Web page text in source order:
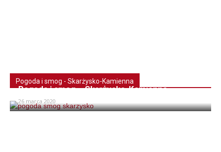
Pogoda i smog - Skarżysko-Kamienna
Pogoda i smog – Skarżysko-Kamienna
26 marca 2020